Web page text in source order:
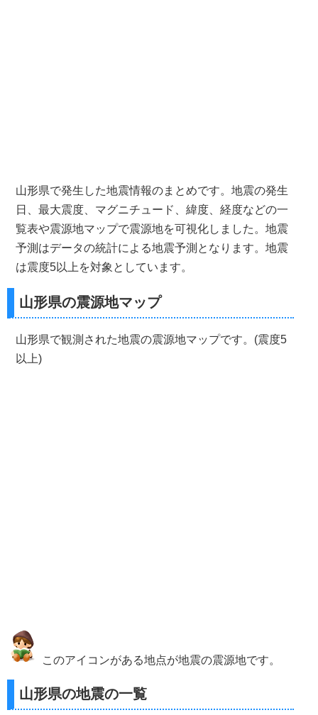
山形県で発生した地震情報のまとめです。地震の発生
日、最大震度、マグニチュード、緯度、経度などの一
覧表や震源地マップで震源地を可視化しました。地震
予測はデータの統計による地震予測となります。地震
は震度5以上を対象としています。
山形県の震源地マップ
山形県で観測された地震の震源地マップです。(震度5
以上)
このアイコンがある地点が地震の震源地です。
山形県の地震の一覧